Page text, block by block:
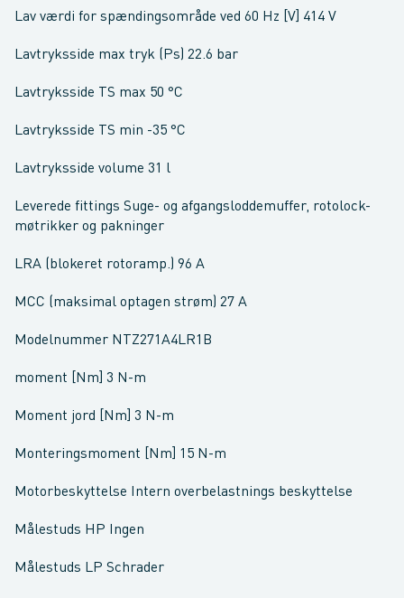
Lav værdi for spændingsområde ved 60 Hz [V] 414 V
Lavtryksside max tryk (Ps) 22.6 bar
Lavtryksside TS max 50 °C
Lavtryksside TS min -35 °C
Lavtryksside volume 31 l
Leverede fittings Suge- og afgangsloddemuffer, rotolock-
møtrikker og pakninger
LRA (blokeret rotoramp.) 96 A
MCC (maksimal optagen strøm) 27 A
Modelnummer NTZ271A4LR1B
moment [Nm] 3 N-m
Moment jord [Nm] 3 N-m
Monteringsmoment [Nm] 15 N-m
Motorbeskyttelse Intern overbelastnings beskyttelse
Målestuds HP Ingen
Målestuds LP Schrader